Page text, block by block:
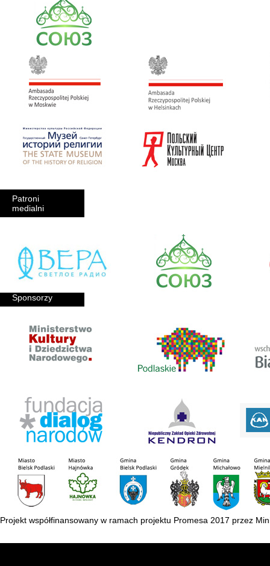
Patroni
medialni
Sponsorzy
Projekt współfinansowany w ramach projektu Promesa 2017 przez